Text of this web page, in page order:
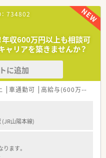
ており、多くの店舗で週休2.5
間と非常に少なく、給与は1分
率は共に100%で、時短勤務は
734802
年収600万円以上も相談可
リアを築きませんか？
に追加
車通勤可 高給与(600万円以上)
(JR山陽本線)
ます。